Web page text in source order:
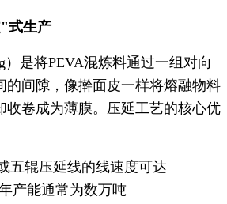
式生产
）是将PEVA混炼料通过一组对向
的间隙，像擀面皮一样将熔融物料
收卷成为薄膜。压延工艺的核心优
五辊压延线的线速度可达
产能通常为数万吨